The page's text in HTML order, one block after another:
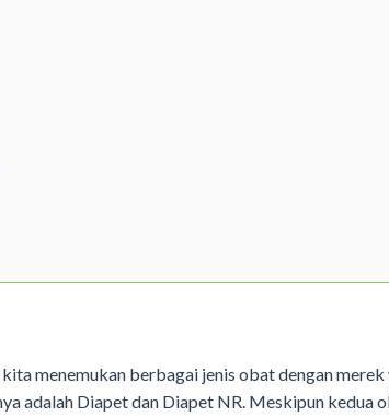
menemukan berbagai jenis obat dengan merek
adalah Diapet dan Diapet NR. Meskipun kedua